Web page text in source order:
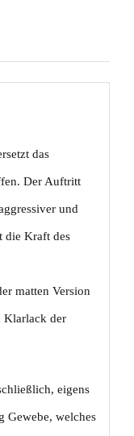
das
Der Auftritt
und
die Kraft des
matten Version
Klarlack der
eigens
Gewebe, welches